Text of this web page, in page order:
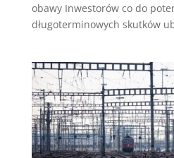
obawy Inwestorów co do
długoterminowych skutków